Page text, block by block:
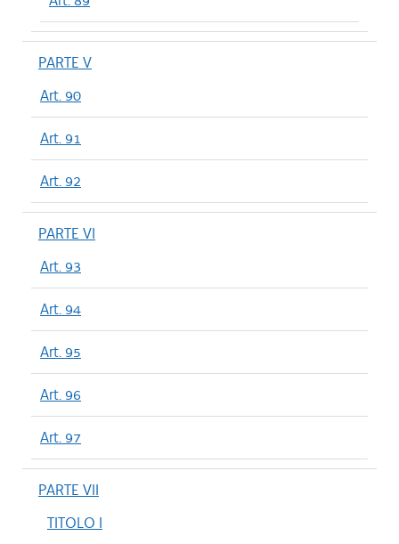
PARTE V
Art. 90
Art. 91
Art. 92
PARTE VI
Art. 93
Art. 94
Art. 95
Art. 96
Art. 97
PARTE VII
TITOLO I